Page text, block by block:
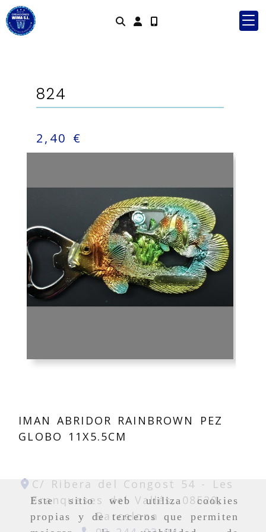
Este sitio web utiliza cookies
propias y de terceros que permiten
Identifícate
824
2,40 €
IMAN ABRIDOR RAINBROWN PEZ
GLOBO 11X5.5CM
C/ Ribera del Congost 54 -
Les
Franqueses del Vallés, 08520,
Barcelona